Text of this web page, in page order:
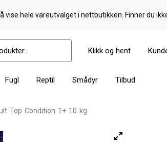
vise hele vareutvalget i nettbutikken. Finner du
Klikk og hent
Fugl Reptil Smådyr Tilbud
Top Condition 1+ 10 kg